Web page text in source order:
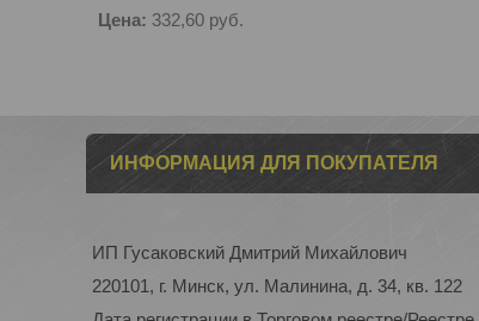
Цена: 332,60 руб.
ИНФОРМАЦИЯ ДЛЯ ПОКУПАТЕЛЯ
ИП Гусаковский Дмитрий Михайлович
220101, г. Минск, ул. Малинина, д. 34, кв. 122